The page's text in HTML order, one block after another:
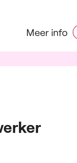
Meer info